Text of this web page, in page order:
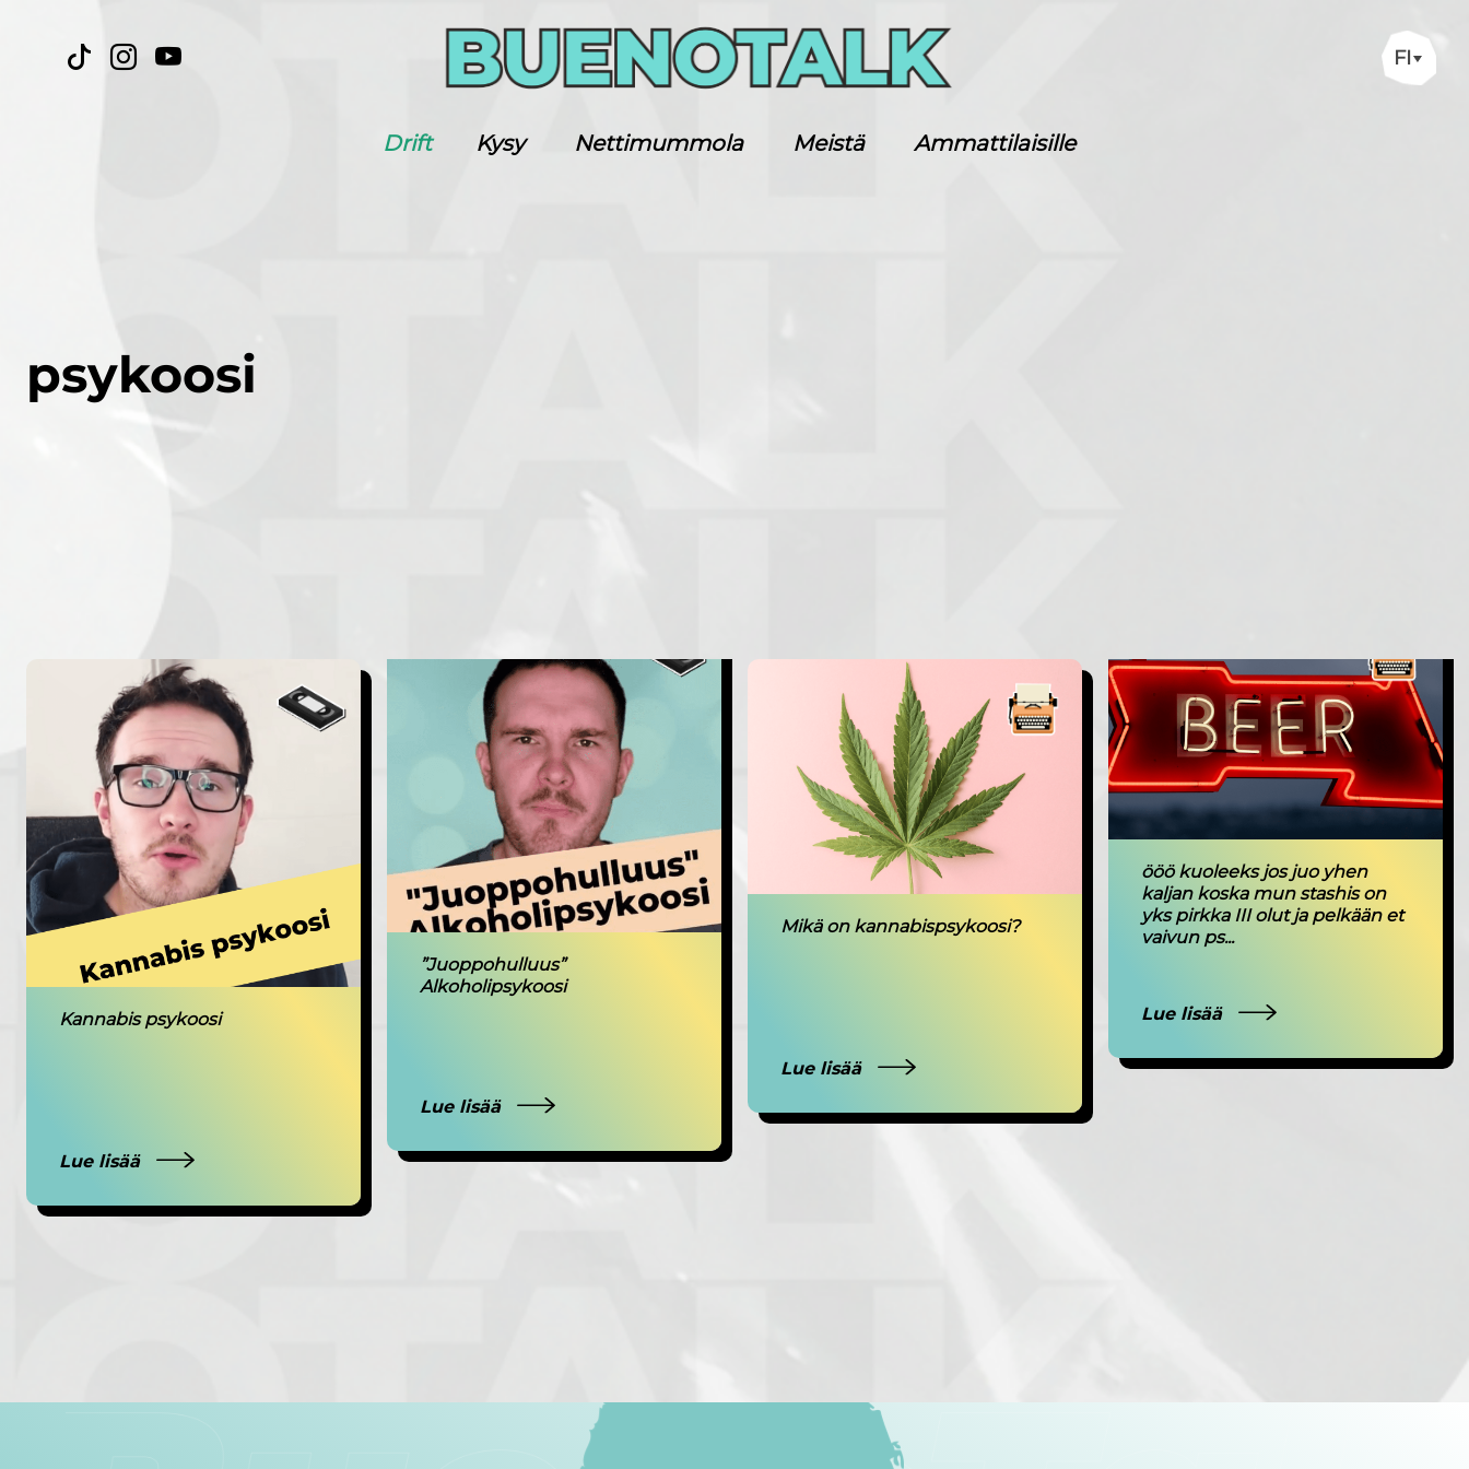
FI
Drift Kysy Nettimummola Meistä Ammattilaisille
psykoosi
Kannabis psykoosi
Lue lisää
”Juoppohulluus”
Alkoholipsykoosi
Lue lisää
Mikä on kannabispsykoosi?
Lue lisää
ööö kuoleeks jos juo yhen
kaljan koska mun stashis on
yks pirkka III olut ja pelkään et
vaivun ps...
Lue lisää